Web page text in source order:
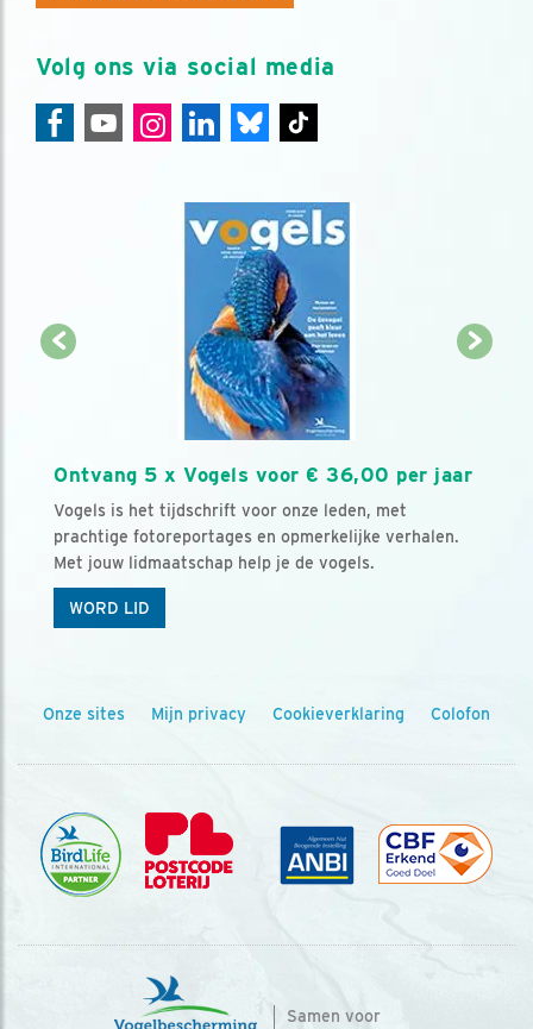
Volg ons via social media
Ontvang 5 x Vogels voor € 36,00 per jaar
Vogels is het tijdschrift voor onze leden, met
prachtige fotoreportages en opmerkelijke verhalen.
Met jouw lidmaatschap help je de vogels.
WORD LID
Onze sites Mijn privacy Cookieverklaring Colofon
Samen voor